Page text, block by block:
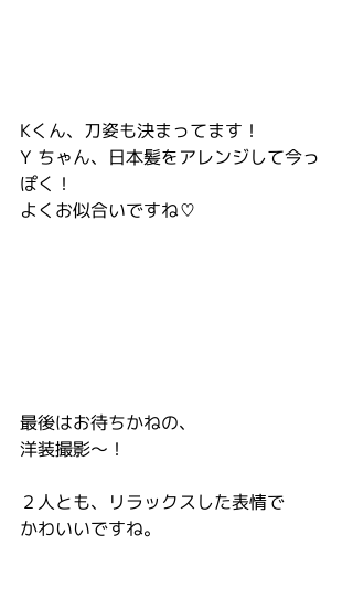
Kくん、刀姿も決まってます！
Y ちゃん、日本髪をアレンジして今っ
ぽく！
よくお似合いですね♡
最後はお待ちかねの、
洋装撮影～！
２人とも、リラックスした表情で
かわいいですね。